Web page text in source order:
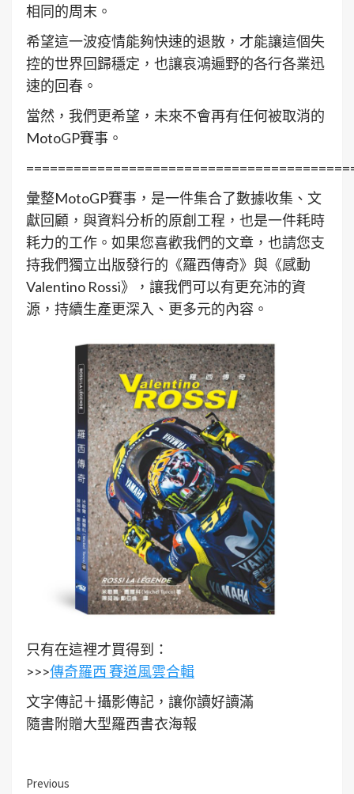
相同的周末。
希望這一波疫情能夠快速的退散，才能讓這個失
控的世界回歸穩定，也讓哀鴻遍野的各行各業迅
速的回春。
當然，我們更希望，未來不會再有任何被取消的
MotoGP賽事。
彙整MotoGP賽事，是一件集合了數據收集、文
獻回顧，與資料分析的原創工程，也是一件耗時
耗力的工作。如果您喜歡我們的文章，也請您支
持我們獨立出版發行的《羅西傳奇》與《感動
Valentino Rossi》，讓我們可以有更充沛的資
源，持續生產更深入、更多元的內容。
只有在這裡才買得到：
>>>傳奇羅西 賽道風雲合輯
文字傳記＋攝影傳記，讓你讀好讀滿
隨書附贈大型羅西書衣海報
Previous